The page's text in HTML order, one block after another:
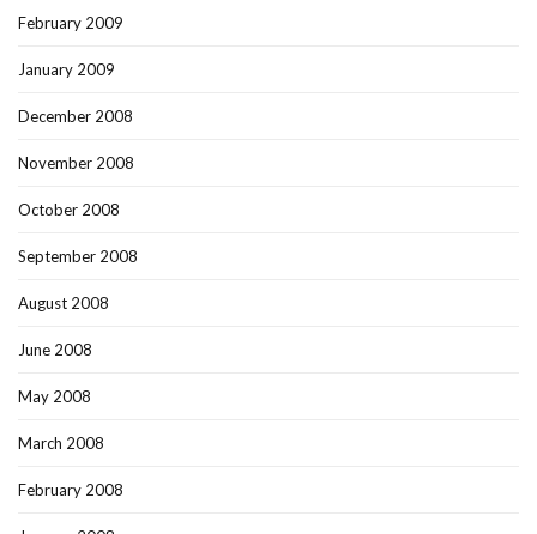
February 2009
January 2009
December 2008
November 2008
October 2008
September 2008
August 2008
June 2008
May 2008
March 2008
February 2008